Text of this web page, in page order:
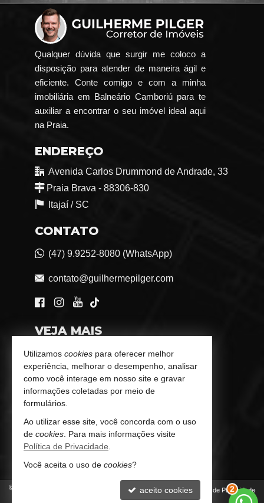
Qualquer dúvida que surgir me coloco a
disposição para atender de maneira ágil e
eficiente. Conte comigo e com a minha
imobiliária em Balneário Camboriú para te
auxiliar a encontrar o seu imóvel ideal aqui
na Praia.
ENDEREÇO
Avenida Carlos Drummond de Andrade, 33
Praia Brava - 88306-830
Itajaí / SC
CONTATO
(47) 9.9252-8080 (WhatsApp)
contato@guilhermepilger.com
VEJA MAIS
Consultoria Imobiliária Personalizada
trabalhe conosco
Indicadores Financeiros
Imóveis Favoritos
Mapa de Imóveis
© Política de Privacidade
2
Utilizamos cookies para oferecer melhor
experiência, melhorar o desempenho, analisar
como você interage em nosso site e gravar
informações coletadas por meio de
formulários.
Ao utilizar esse site, você concorda com o uso
de cookies . Para mais informações visite
Política de Privacidade
Você aceita o uso de cookies?
aceito cookies